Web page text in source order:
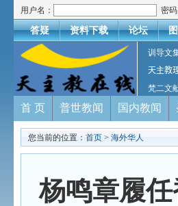
用户名： 密码
答疑 资料下载 论坛
训导文
天主教
梵二文
首 页 普世教闻 国内教闻
您当前的位置： 首页 > 海外华人
杨鸣章履